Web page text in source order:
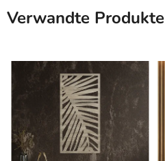
Verwandte Produkte